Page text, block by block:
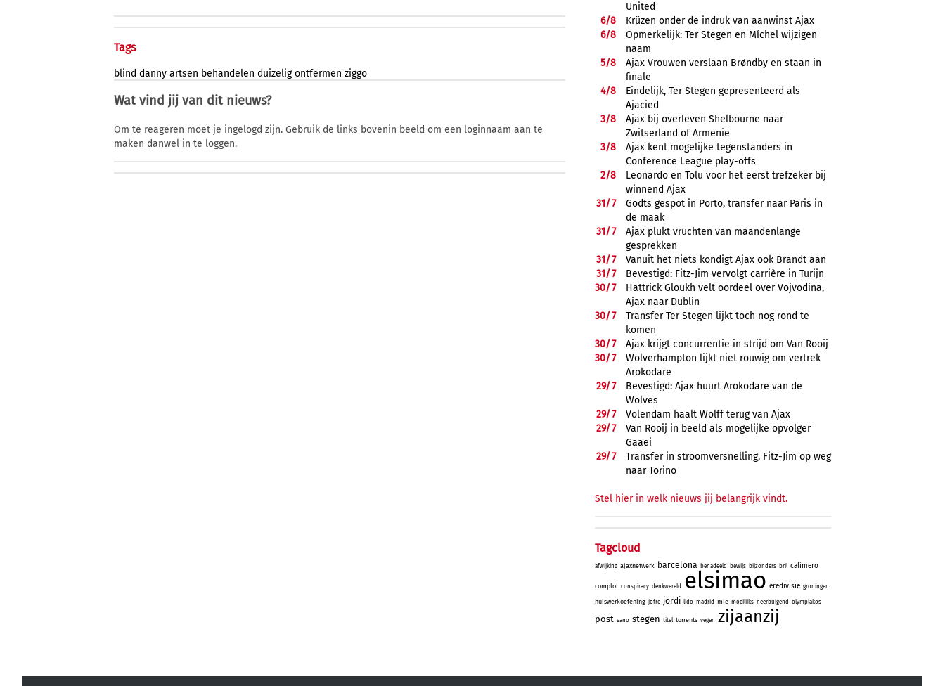
Tags
blind danny artsen behandelen duizelig ontfermen ziggo
Wat vind jij van dit nieuws?
Om te reageren moet je ingelogd zijn. Gebruik de links bovenin beeld om een loginnaam aan te
maken danwel in te loggen.
United
6/8
Krüzen onder de indruk van aanwinst Ajax
6/8
Opmerkelijk: Ter Stegen en Míchel wijzigen
naam
5/8
Ajax Vrouwen verslaan Brøndby en staan in
finale
4/8
Eindelijk, Ter Stegen gepresenteerd als
Ajacied
3/8
Ajax bij overleven Shelbourne naar
Zwitserland of Armenië
3/8
Ajax kent mogelijke tegenstanders in
Conference League play-offs
2/8
Leonardo en Tolu voor het eerst trefzeker bij
winnend Ajax
31/7
Godts gespot in Porto, transfer naar Paris in
de maak
31/7
Ajax plukt vruchten van maandenlange
gesprekken
31/7
Vanuit het niets kondigt Ajax ook Brandt aan
31/7
Bevestigd: Fitz-Jim vervolgt carrière in Turijn
30/7
Hattrick Gloukh velt oordeel over Vojvodina,
Ajax naar Dublin
30/7
Transfer Ter Stegen lijkt toch nog rond te
komen
30/7
Ajax krijgt concurrentie in strijd om Van Rooij
30/7
Wolverhampton lijkt niet rouwig om vertrek
Arokodare
29/7
Bevestigd: Ajax huurt Arokodare van de
Wolves
29/7
Volendam haalt Wolff terug van Ajax
29/7
Van Rooij in beeld als mogelijke opvolger
Gaaei
29/7
Transfer in stroomversnelling, Fitz-Jim op weg
naar Torino
Stel hier in welk nieuws jij belangrijk vindt.
Tagcloud
afwijking ajaxnetwerk barcelona benadeeld bewijs bijzonders bril calimero
complot conspiracy denkwereld elsimao eredivisie groningen
huiswerkoefening jofre jordi lido madrid mie moeilijks neerbuigend olympiakos
post sano stegen titel torrents vegen zijaanzij